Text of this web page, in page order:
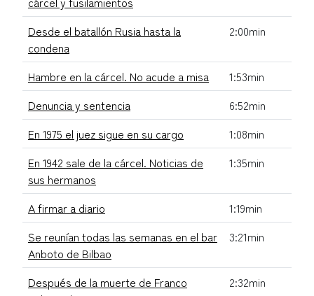
Desde el batallón Rusia hasta la
condena
2:00min
Hambre en la cárcel. No acude a misa
1:53min
Denuncia y sentencia
6:52min
En 1975 el juez sigue en su cargo
1:08min
En 1942 sale de la cárcel. Noticias de
sus hermanos
1:35min
A firmar a diario
1:19min
Se reunían todas las semanas en el bar
Anboto de Bilbao
3:21min
Después de la muerte de Franco
2:32min